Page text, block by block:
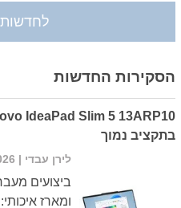
הסקירות החדשות
בתקציב נמוך
לירן עבדי | 03.08.2026
ביצועים